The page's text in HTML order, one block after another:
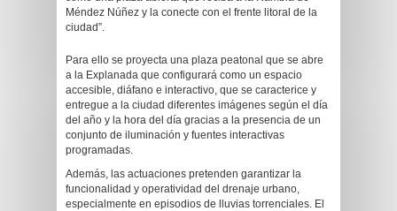
Méndez Núñez y la conecte con el frente litoral de la
ciudad”.
Para ello se proyecta una plaza peatonal que se abre
a la Explanada que configurará como un espacio
accesible, diáfano e interactivo, que se caracterice y
entregue a la ciudad diferentes imágenes según el día
del año y la hora del día gracias a la presencia de un
conjunto de iluminación y fuentes interactivas
programadas.
Además, las actuaciones pretenden garantizar la
funcionalidad y operatividad del drenaje urbano,
especialmente en episodios de lluvias torrenciales. El